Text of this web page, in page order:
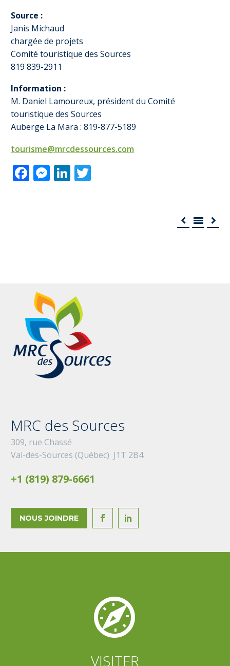
Source :
Janis Michaud
chargée de projets
Comité touristique des Sources
819 839-2911
Information :
M. Daniel Lamoureux, président du Comité
touristique des Sources
Auberge La Mara : 819-877-5189
tourisme@mrcdessources.com
Facebook
Messenger
LinkedIn
  
MRC des Sources
309, rue Chassé
Val-des-Sources (Québec) J1T 2B4
+1 (819) 879-6661
NOUS JOINDRE  


VISITER